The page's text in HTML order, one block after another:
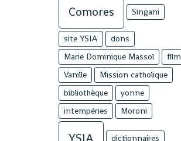
Comores Singani
site YSIA
dons
Marie Dominique Massol
film
Vanille
Mission catholique
bibliothèque
yonne
intempéries
Moroni
dictionnaires